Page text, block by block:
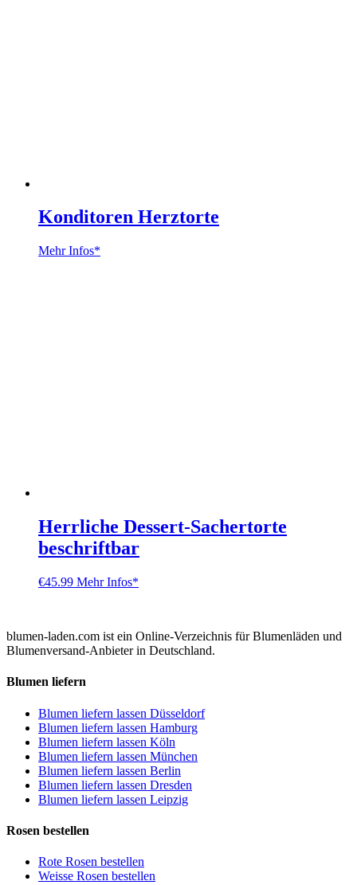
Konditoren Herztorte
Mehr Infos*
Herrliche Dessert-Sachertorte
beschriftbar
€45.99 Mehr Infos*
blumen-laden.com ist ein Online-Verzeichnis für Blumenläden und
Blumenversand-Anbieter in Deutschland.
Blumen liefern
Blumen liefern lassen Düsseldorf
Blumen liefern lassen Hamburg
Blumen liefern lassen Köln
Blumen liefern lassen München
Blumen liefern lassen Berlin
Blumen liefern lassen Dresden
Blumen liefern lassen Leipzig
Rosen bestellen
Rote Rosen bestellen
Weisse Rosen bestellen